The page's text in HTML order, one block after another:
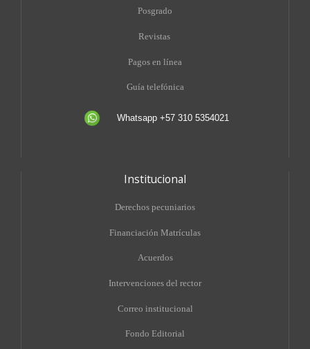
Posgrado
Revistas
Pagos en línea
Guía telefónica
Whatsapp +57 310 5354021
Institucional
Derechos pecuniarios
Financiación Matrículas
Acuerdos
Intervenciones del rector
Correo institucional
Fondo Editorial